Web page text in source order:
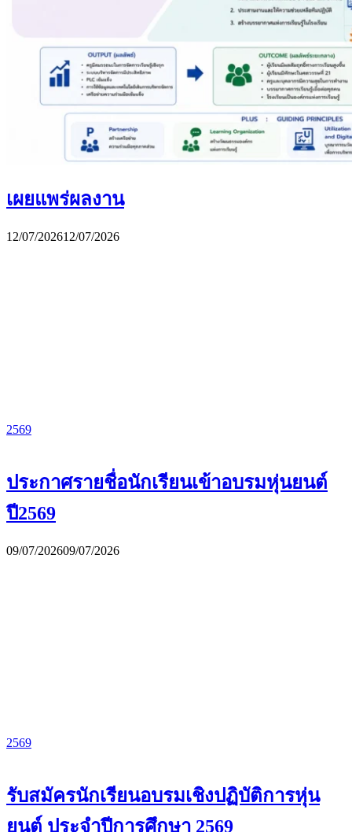
เผยแพร่ผลงาน
12/07/202612/07/2026
2569
ประกาศรายชื่อนักเรียนเข้าอบรมหุ่นยนต์
ปี2569
09/07/202609/07/2026
2569
รับสมัครนักเรียนอบรมเชิงปฏิบัติการหุ่น
ยนต์ ประจำปีการศึกษา 2569